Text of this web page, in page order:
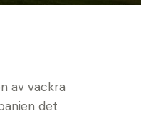
av vackra
det